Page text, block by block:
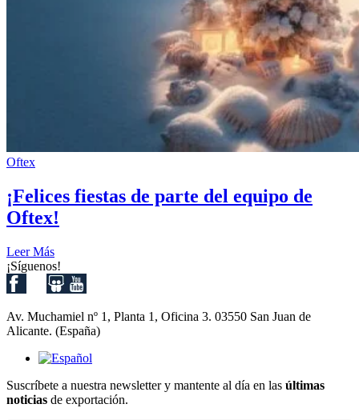
Oftex
¡Felices fiestas de parte del equipo de
Oftex!
Leer Más
¡Síguenos!
Av. Muchamiel nº 1, Planta 1, Oficina 3. 03550 San Juan de
Alicante. (España)
Suscríbete a nuestra newsletter y mantente al día en las últimas
noticias de exportación.